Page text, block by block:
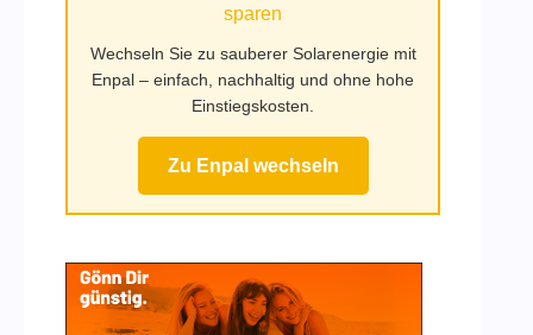
sparen
Wechseln Sie zu sauberer Solarenergie mit
Enpal – einfach, nachhaltig und ohne hohe
Einstiegskosten.
Zu Enpal wechseln